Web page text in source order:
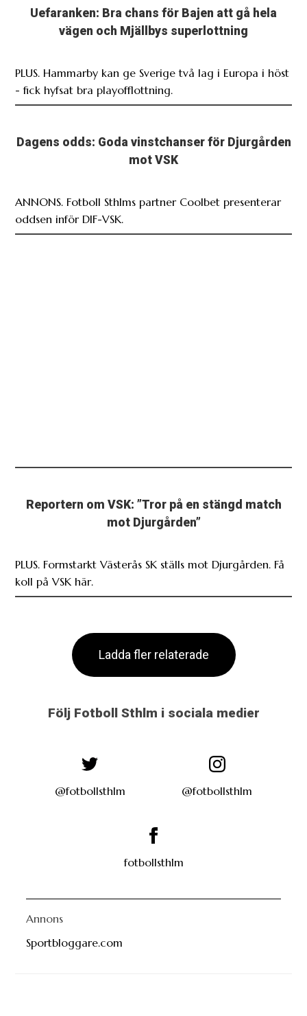
Uefaranken: Bra chans för Bajen att gå hela
vägen och Mjällbys superlottning
PLUS. Hammarby kan ge Sverige två lag i Europa i höst
- fick hyfsat bra playofflottning.
Dagens odds: Goda vinstchanser för Djurgården
mot VSK
ANNONS. Fotboll Sthlms partner Coolbet presenterar
oddsen inför DIF-VSK.
Reportern om VSK: ”Tror på en stängd match
mot Djurgården”
PLUS. Formstarkt Västerås SK ställs mot Djurgården. Få
koll på VSK här.
Ladda fler relaterade
Följ Fotboll Sthlm i sociala medier
@fotbollsthlm @fotbollsthlm
fotbollsthlm
Annons
Sportbloggare.com